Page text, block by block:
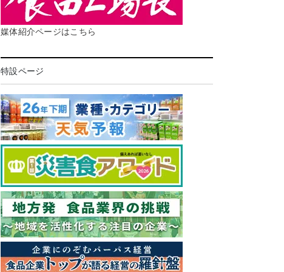
媒体紹介ページはこちら
特設ページ